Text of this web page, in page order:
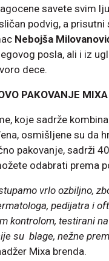
savete svim
podvig, a
Nebojša
posla, ali i iz
dece.
PAKOVANJE
koje sadrže
osmišljene su da
pakovanje, sadrži
odabrati prema
vrlo ozbiljno,
pedijatra i
kontrolom, testirani
su blage, nežne
Mixa brenda.